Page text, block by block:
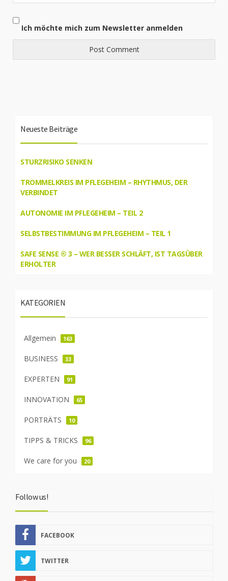
Ich möchte mich zum Newsletter anmelden
Neueste Beiträge
STURZRISIKO SENKEN
TROMMELKREIS IM PFLEGEHEIM – RHYTHMUS, DER
VERBINDET
AUTONOMIE IM PFLEGEHEIM – TEIL 2
SELBSTBESTIMMUNG IM PFLEGEHEIM – TEIL 1
SAFE SENSE ® 3 – WER BESSER SCHLÄFT, IST TAGSÜBER
ERHOLTER
KATEGORIEN
Allgemein 163
BUSINESS 33
EXPERTEN 91
INNOVATION 65
PORTRÄTS 10
TIPPS & TRICKS 96
We care for you 20
Follow us!
FACEBOOK
TWITTER